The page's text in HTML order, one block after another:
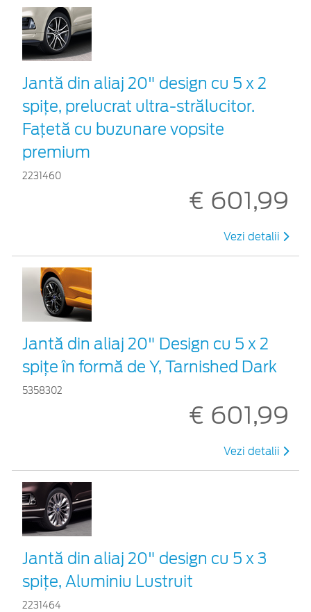
Jantă din aliaj 20" design cu 5 x 2
spițe, prelucrat ultra-strălucitor.
Fațetă cu buzunare vopsite
premium
2231460
€ 601,99
Vezi detalii
Jantă din aliaj 20" Design cu 5 x 2
spiţe în formă de Y, Tarnished Dark
5358302
€ 601,99
Vezi detalii
Jantă din aliaj 20" design cu 5 x 3
spițe, Aluminiu Lustruit
2231464